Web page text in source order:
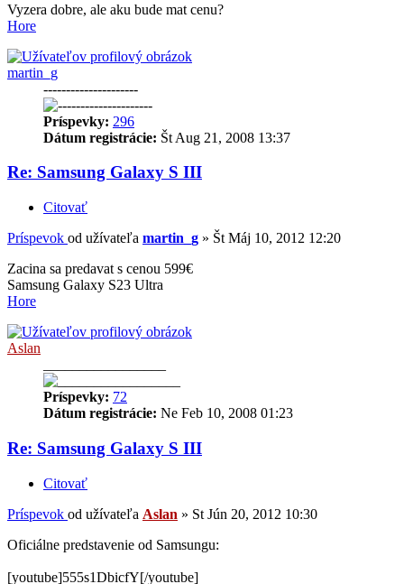
Vyzera dobre, ale aku bude mat cenu?
Hore
martin_g
---------------------
Príspevky: 296
Dátum registrácie: Št Aug 21, 2008 13:37
Re: Samsung Galaxy S III
Citovať
Príspevok od užívateľa martin_g » Št Máj 10, 2012 12:20
Zacina sa predavat s cenou 599€
Samsung Galaxy S23 Ultra
Hore
Aslan
Príspevky: 72
Dátum registrácie: Ne Feb 10, 2008 01:23
Re: Samsung Galaxy S III
Citovať
Príspevok od užívateľa Aslan » St Jún 20, 2012 10:30
Oficiálne predstavenie od Samsungu:
[youtube]555s1DbicfY[/youtube]